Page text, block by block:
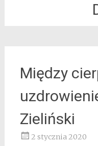
Między
Zieliński
2 stycznia 2020